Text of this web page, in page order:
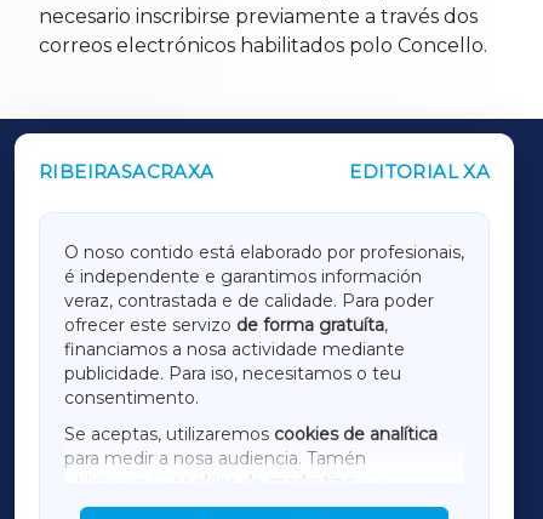
necesario inscribirse previamente a través dos
correos electrónicos habilitados polo Concello.
RIBEIRASACRAXA EDITORIAL XA
O noso contido está elaborado por profesionais,
é independente e garantimos información
veraz, contrastada e de calidade. Para poder
ofrecer este servizo de forma gratuíta,
financiamos a nosa actividade mediante
publicidade. Para iso, necesitamos o teu
consentimento.
Se aceptas, utilizaremos cookies de analítica
para medir a nosa audiencia. Tamén
utilizaremos
cookies de marketing
mostrar publicidade de terceiros.
OUTROS PERIÓDICOS
LUGOXA
TERRACHAXA
AMARIÑAXA